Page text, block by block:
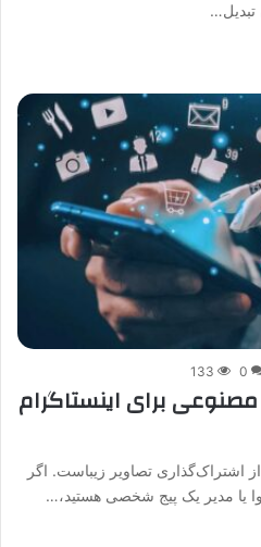
تبدیل…
0
133
برای اینستاگرام
اشتراک‌گذاری تصاویر زیباست. اگر
یا مدیر یک پیج شخصی هستید،…